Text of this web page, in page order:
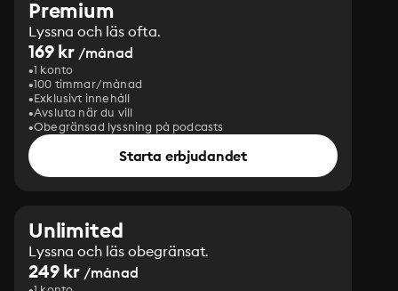
Premium
Lyssna och läs ofta.
169 kr /månad
1 konto
100 timmar/månad
Exklusivt innehåll
Avsluta när du vill
Obegränsad lyssning på podcasts
Starta erbjudandet
Unlimited
Lyssna och läs obegränsat.
249 kr /månad